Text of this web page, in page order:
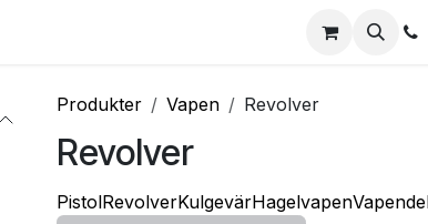
Produkter Vapen Revolver
Revolver
PistolRevolverKulgevärHagelvapen